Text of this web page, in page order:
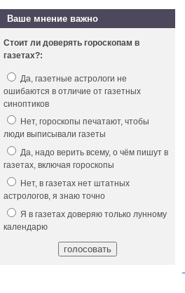
Ваше мнение важно
Стоит ли доверять гороскопам в
газетах?:
Да, газетные астрологи не
ошибаются в отличие от газетных
синоптиков
Нет, гороскопы печатают, чтобы
люди выписывали газеты
Да, надо верить всему, о чём пишут в
газетах, включая гороскопы
Нет, в газетах нет штатных
астрологов, я знаю точно
Я в газетах доверяю только лунному
календарю